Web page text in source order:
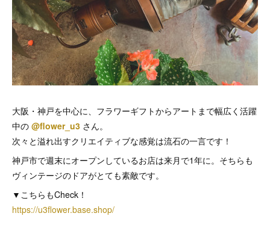
大阪・神戸を中心に、フラワーギフトからアートまで幅広く活躍
中の @flower_u3 さん。
次々と溢れ出すクリエイティブな感覚は流石の一言です！
神戸市で週末にオープンしているお店は来月で1年に。そちらも
ヴィンテージのドアがとても素敵です。
▼こちらもCheck！
https://u3flower.base.shop/